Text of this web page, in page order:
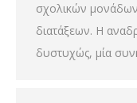
σχολικών
διατάξεων. H
δυστυχώς, μία